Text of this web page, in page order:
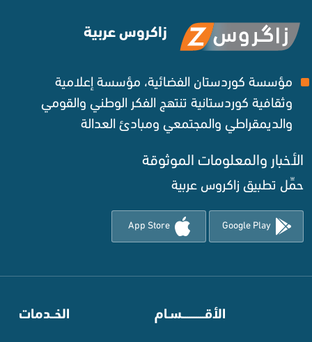
زاكروس عربية
مؤسسة كوردستان الفضائية، مؤسسة إعلامية
وثقافية كوردستانية تنتهج الفكر الوطني والقومي
والديمقراطي والمجتمعي ومبادئ العدالة ‌
الأخبار والمعلومات الموثوقة‌
حمِّل تطبيق زاكروس عربية
Google Play
App Store
الأقـــــــــــسـام الخــدمات